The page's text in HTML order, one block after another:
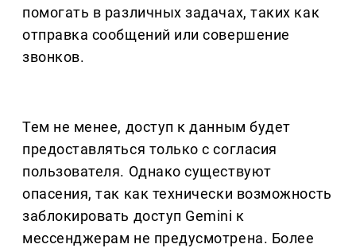
помогать в различных задачах, таких как
отправка сообщений или совершение
звонков.
Тем не менее, доступ к данным будет
предоставляться только с согласия
пользователя. Однако существуют
опасения, так как технически возможность
заблокировать доступ Gemini к
мессенджерам не предусмотрена. Более